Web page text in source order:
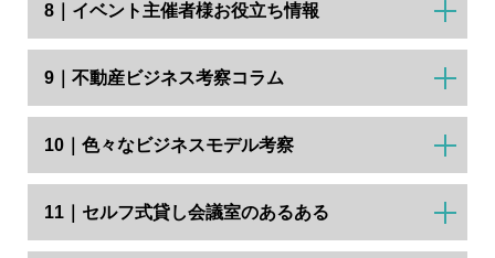
8｜イベント主催者様お役立ち情報
9｜不動産ビジネス考察コラム
10｜色々なビジネスモデル考察
11｜セルフ式貸し会議室のあるある